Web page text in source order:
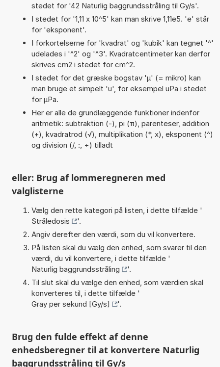
stedet for '42 Naturlig baggrundsstråling til Gy/s'.
I stedet for '1,11 x 10^5' kan man skrive 1,11e5. 'e' står
for 'eksponent'.
I forkortelserne for 'kvadrat' og 'kubik' kan tegnet '^'
udelades i '^2' og '^3'. Kvadratcentimeter kan derfor
skrives cm2 i stedet for cm^2.
I stedet for det græske bogstav 'µ' (= mikro) kan
man bruge et simpelt 'u', for eksempel uPa i stedet
for µPa.
Her er alle de grundlæggende funktioner indenfor
aritmetik: subtraktion (-), pi (π), parenteser, addition
(+), kvadratrod (√), multiplikation (*, x), eksponent (^)
og division (/, :, ÷) tilladt
eller: Brug af lommeregneren med
valglisterne
Vælg den rette kategori på listen, i dette tilfælde '
Stråledosis
'.
Angiv derefter den værdi, som du vil konvertere.
På listen skal du vælg den enhed, som svarer til den
værdi, du vil konvertere, i dette tilfælde '
Naturlig baggrundsstråling
'.
Til slut skal du vælge den enhed, som værdien skal
konverteres til, i dette tilfælde '
Gray per sekund [Gy/s]
'.
Brug den fulde effekt af denne
enhedsberegner til at konvertere Naturlig
baggrundsstråling til Gy/s